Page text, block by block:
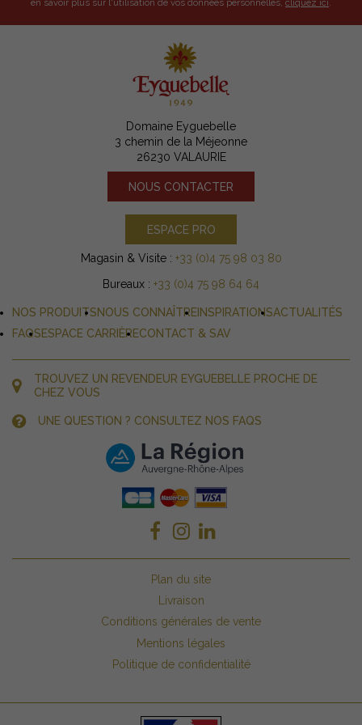
Domaine Eyguebelle
3 chemin de la Méjeonne
26230 VALAURIE
NOUS CONTACTER
ESPACE PRO
Magasin & Visite : +33 (0)4 75 98 03 80
Bureaux : +33 (0)4 75 98 64 64
NOS PRODUITSNOUS CONNAÎTRE INSPIRATIONSACTUALITÉS
FAQSESPACE CARRIÈRECONTACT & SAV
TROUVEZ UN REVENDEUR EYGUEBELLE PROCHE DE
CHEZ VOUS
UNE QUESTION ? CONSULTEZ NOS FAQS
Plan du site
Livraison
Conditions générales de vente
Mentions légales
Politique de confidentialité